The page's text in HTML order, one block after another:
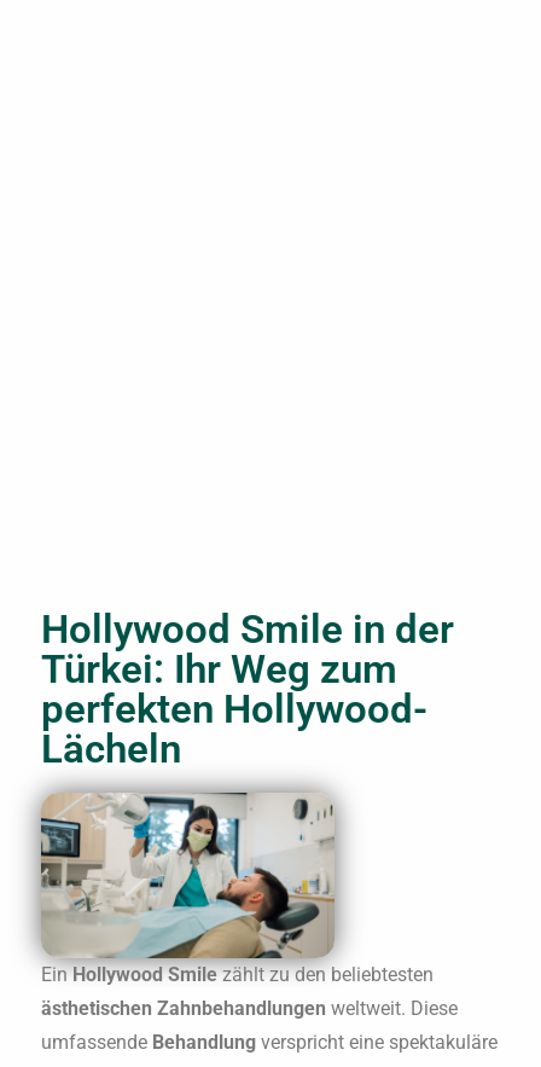
Hollywood Smile in der
Türkei: Ihr Weg zum
perfekten Hollywood-
Lächeln
EinHollywood Smilezählt zu den beliebtesten
ästhetischen Zahnbehandlungen weltweit. Diese
umfassende Behandlung verspricht eine spektakuläre